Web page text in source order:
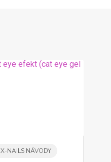
X-NAILS NÁVODY